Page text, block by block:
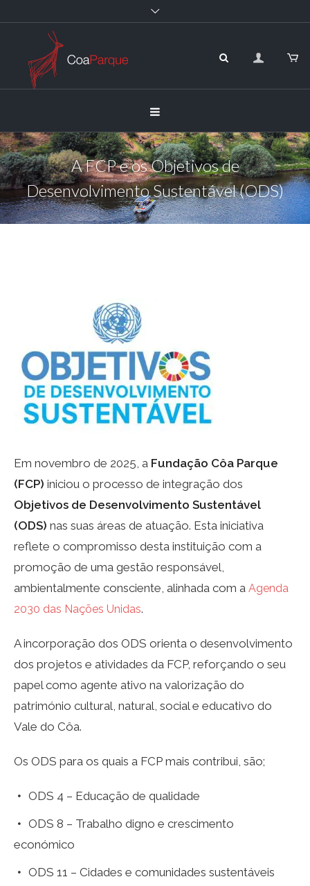
A FCP e os Objetivos de
Desenvolvimento Sustentável (ODS)
Em novembro de 2025, a Fundação Côa Parque
(FCP) iniciou o processo de integração dos
Objetivos de Desenvolvimento Sustentável
(ODS) nas suas áreas de atuação. Esta iniciativa
reflete o compromisso desta instituição com a
promoção de uma gestão responsável,
ambientalmente consciente, alinhada com a Agenda
2030 das Nações Unidas.
A incorporação dos ODS orienta o desenvolvimento
dos projetos e atividades da FCP, reforçando o seu
papel como agente ativo na valorização do
património cultural, natural, social e educativo do
Vale do Côa.
Os ODS para os quais a FCP mais contribui, são;
ODS 4 – Educação de qualidade
ODS 8 – Trabalho digno e crescimento
económico
ODS 11 – Cidades e comunidades sustentáveis